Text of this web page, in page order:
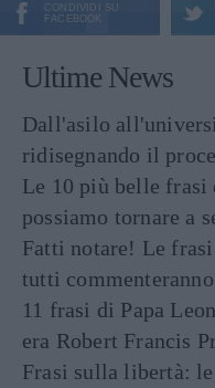
CONDIVIDI SU
FACEBOOK
Ultime News
Dall'asilo
ridisegnando il
Le 10 più belle frasi
possiamo tornare a
Fatti notare! Le
tutti commenteranno
11 frasi di Papa
era Robert Francis
Frasi sulla libertà: